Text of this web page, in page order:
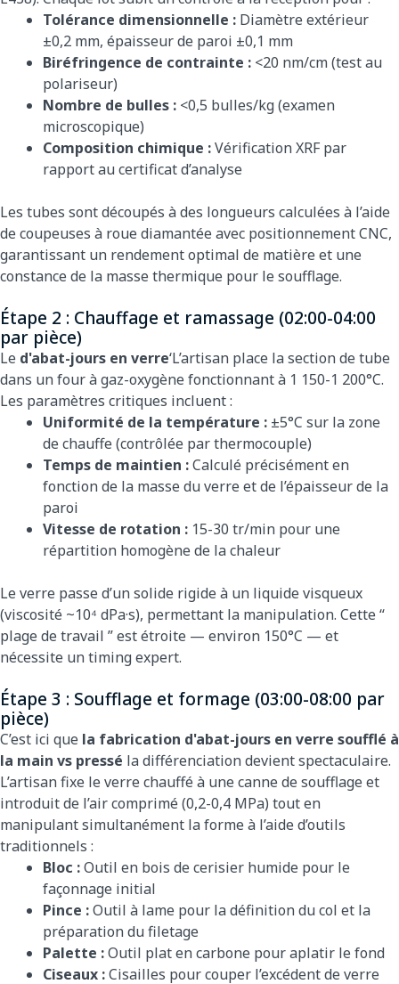
Tolérance dimensionnelle : Diamètre extérieur
±0,2 mm, épaisseur de paroi ±0,1 mm
Biréfringence de contrainte : <20 nm/cm (test au
polariseur)
Nombre de bulles : <0,5 bulles/kg (examen
microscopique)
Composition chimique :Vérification XRF par
rapport au certificat d’analyse
Les tubes sont découpés à des longueurs calculées à l’aide
de coupeuses à roue diamantée avec positionnement CNC,
garantissant un rendement optimal de matière et une
constance de la masse thermique pour le soufflage.
Étape 2 : Chauffage et ramassage (02:00-04:00
par pièce)
Le d'abat-jours en verre‘L’artisan place la section de tube
dans un four à gaz-oxygène fonctionnant à 1 150-1 200°C.
Les paramètres critiques incluent :
Uniformité de la température : ±5°C sur la zone
de chauffe (contrôlée par thermocouple)
Temps de maintien :Calculé précisément en
fonction de la masse du verre et de l’épaisseur de la
paroi
Vitesse de rotation : 15-30 tr/min pour une
répartition homogène de la chaleur
Le verre passe d’un solide rigide à un liquide visqueux
(viscosité ~10⁴ dPa·s), permettant la manipulation. Cette “
plage de travail ” est étroite — environ 150°C — et
nécessite un timing expert.
Étape 3 : Soufflage et formage (03:00-08:00 par
pièce)
C’est ici que la fabrication d'abat-jours en verre soufflé à
la main vs pressé la différenciation devient spectaculaire.
L’artisan fixe le verre chauffé à une canne de soufflage et
introduit de l’air comprimé (0,2-0,4 MPa) tout en
manipulant simultanément la forme à l’aide d’outils
traditionnels :
Bloc :Outil en bois de cerisier humide pour le
façonnage initial
Pince :Outil à lame pour la définition du col et la
préparation du filetage
Palette :Outil plat en carbone pour aplatir le fond
Ciseaux :Cisailles pour couper l’excédent de verre